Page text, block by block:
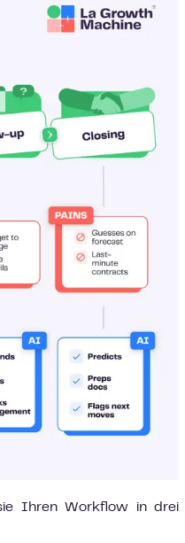
Ihren Workflow in drei